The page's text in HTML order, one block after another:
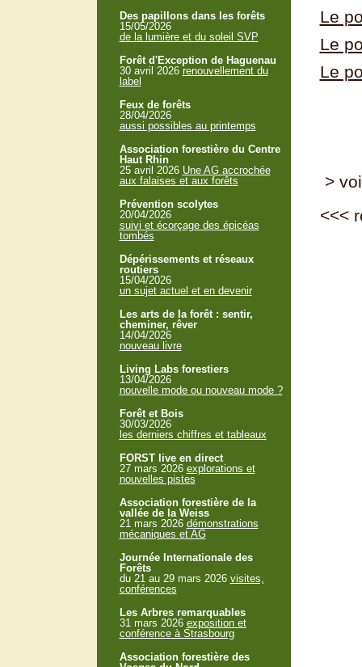
Le
Le
Le
>
<<<
Des papillons dans les forêts
15/05/2026
de la lumière et du soleil SVP
Forêt d'Exception de Haguenau
30 avril 2026 renouvellement du
label
Feux de forêts
28/04/2026
aussi possibles au printemps
Association forestière du Centre
Haut Rhin
25 avril 2026 Une AG accrochée
aux falaises et aux forêts
Prévention scolytes
20/04/2026
suivi et écorçage des épicéas
tombés
Dépérissements et réseaux
routiers
15/04/2026
un sujet actuel et en devenir
Les arts de la forêt : sentir,
cheminer, rêver
14/04/2026
nouveau livre
Living Labs forestiers
13/04/2026
nouvelle mode ou nouveau mode ?
Forêt et Bois
30/03/2026
les derniers chiffres et tableaux
FORST live en direct
27 mars 2026 explorations et
nouvelles pistes
Association forestière de la
vallée de la Weiss
21 mars 2026 démonstrations
mécaniques et AG
Journée Internationale des
Forêts
du 21 au 29 mars 2026 visites,
conférences
Les Arbres remarquables
31 mars 2026 exposition et
conférence à Strasbourg
Association forestière des